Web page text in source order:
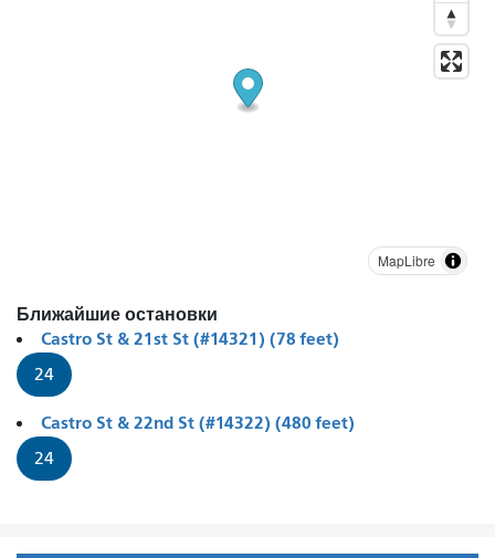
MapLibre
Ближайшие остановки
Castro St & 21st St (#14321) (78 feet)
24
Castro St & 22nd St (#14322) (480 feet)
24